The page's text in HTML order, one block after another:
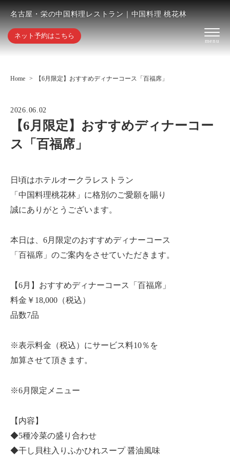
名古屋・栄の中国料理レストラン｜中国料理 桃花林
ネット予約はこちら
Home 【6月限定】おすすめディナーコース「百福席」
2026.06.02
【6月限定】おすすめディナーコー
ス「百福席」
日頃はホテルオークラレストラン
「中国料理桃花林」に格別のご愛願を賜り
誠にありがとうございます。
本日は、6月限定のおすすめディナーコース
「百福席」のご案内をさせていただきます。
【6月】おすすめディナーコース「百福席」
料金￥18,000（税込）
品数7品
※表示料金（税込）にサービス料10％を
加算させて頂きます。
※6月限定メニュー
【内容】
◆5種冷菜の盛り合わせ
◆干し貝柱入りふかひれスープ 醤油風味